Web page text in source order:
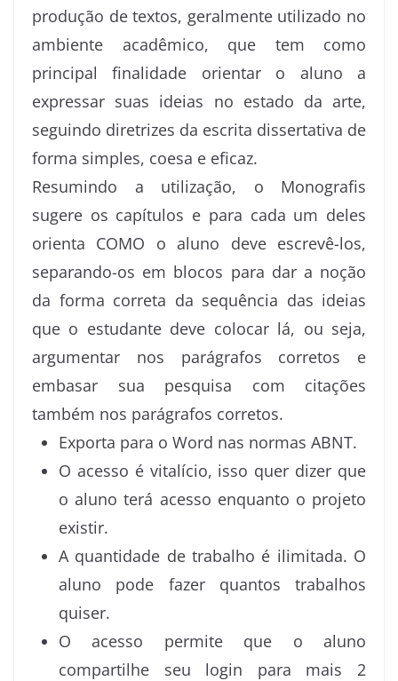
produção de textos, geralmente utilizado no
ambiente acadêmico, que tem como
principal finalidade orientar o aluno a
expressar suas ideias no estado da arte,
seguindo diretrizes da escrita dissertativa de
forma simples, coesa e eficaz.
Resumindo a utilização, o Monografis
sugere os capítulos e para cada um deles
orienta COMO o aluno deve escrevê-los,
separando-os em blocos para dar a noção
da forma correta da sequência das ideias
que o estudante deve colocar lá, ou seja,
argumentar nos parágrafos corretos e
embasar sua pesquisa com citações
também nos parágrafos corretos.
Exporta para o Word nas normas ABNT.
O acesso é vitalício, isso quer dizer que
o aluno terá acesso enquanto o projeto
existir.
A quantidade de trabalho é ilimitada. O
aluno pode fazer quantos trabalhos
quiser.
O acesso permite que o aluno
compartilhe seu login para mais 2